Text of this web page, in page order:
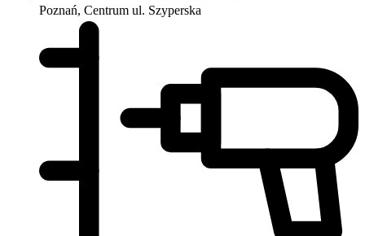
Poznań, Centrum ul. Szyperska